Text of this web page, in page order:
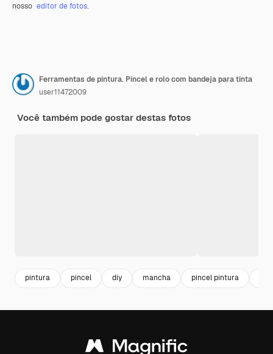
nosso editor de fotos.
Ferramentas de pintura. Pincel e rolo com bandeja para tinta
user11472009
Você também pode gostar destas fotos
pintura pincel diy mancha pincel pintura